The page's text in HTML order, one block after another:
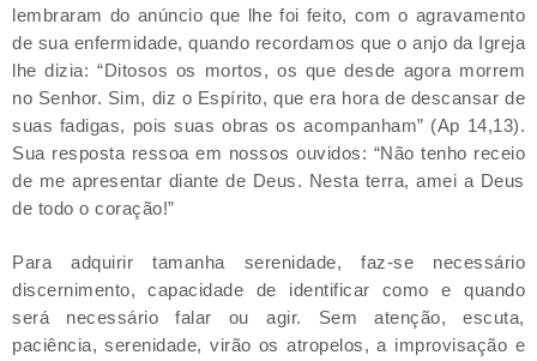
lembraram do anúncio que lhe foi feito, com o agravamento
de sua enfermidade, quando recordamos que o anjo da Igreja
lhe dizia: “Ditosos os mortos, os que desde agora morrem
no Senhor. Sim, diz o Espírito, que era hora de descansar de
suas fadigas, pois suas obras os acompanham” (Ap 14,13).
Sua resposta ressoa em nossos ouvidos: “Não tenho receio
de me apresentar diante de Deus. Nesta terra, amei a Deus
de todo o coração!”
Para adquirir tamanha serenidade, faz-se necessário
discernimento, capacidade de identificar como e quando
será necessário falar ou agir. Sem atenção, escuta,
paciência, serenidade, virão os atropelos, a improvisação e